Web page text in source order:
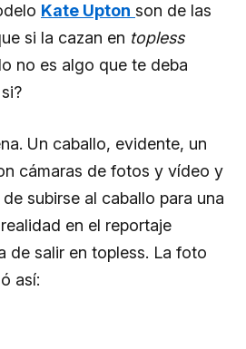
Kate Upton son de las
si la cazan en topless
no es algo que te deba
Un caballo, evidente, un
cámaras de fotos y vídeo y
subirse al caballo para una
en el reportaje
de salir en topless. La foto
así: